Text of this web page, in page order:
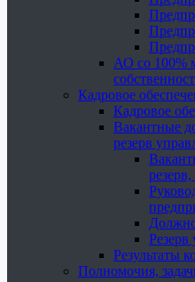
АО со 100%
Кадровое
Кадровое
Вакантные
резерв
Резерв
Результаты
Полномочия,